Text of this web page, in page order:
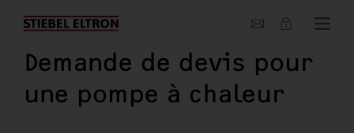
Entreprise
Demande de devis pour
une pompe à chaleur